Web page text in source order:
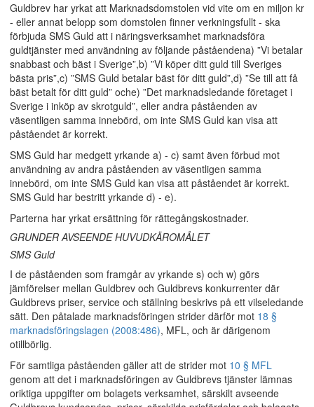
Guldbrev har yrkat att Marknadsdomstolen vid vite om en miljon kr
- eller annat belopp som domstolen finner verkningsfullt - ska
förbjuda SMS Guld att i näringsverksamhet marknadsföra
guldtjänster med användning av följande påståendena) ”Vi betalar
snabbast och bäst i Sverige”,b) ”Vi köper ditt guld till Sveriges
bästa pris”,c) ”SMS Guld betalar bäst för ditt guld”,d) ”Se till att få
bäst betalt för ditt guld” oche) ”Det marknadsledande företaget i
Sverige i inköp av skrotguld”, eller andra påståenden av
väsentligen samma innebörd, om inte SMS Guld kan visa att
påståendet är korrekt.
SMS Guld har medgett yrkande a) - c) samt även förbud mot
användning av andra påståenden av väsentligen samma
innebörd, om inte SMS Guld kan visa att påståendet är korrekt.
SMS Guld har bestritt yrkande d) - e).
Parterna har yrkat ersättning för rättegångskostnader.
GRUNDER AVSEENDE HUVUDKÄROMÅLET
SMS Guld
I de påståenden som framgår av yrkande s) och w) görs
jämförelser mellan Guldbrev och Guldbrevs konkurrenter där
Guldbrevs priser, service och ställning beskrivs på ett vilseledande
sätt. Den påtalade marknadsföringen strider därför mot 18 §
marknadsföringslagen (2008:486), MFL, och är därigenom
otillbörlig.
För samtliga påståenden gäller att de strider mot 10 § MFL
genom att det i marknadsföringen av Guldbrevs tjänster lämnas
oriktiga uppgifter om bolagets verksamhet, särskilt avseende